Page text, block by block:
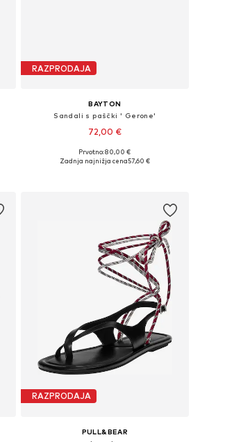
RAZPRODAJA
BAYTON
Sandali s paščki ' Gerone'
72,00 €
+ 1
Na voljo v različnih velikostih
Prvotno: 80,00 €
Zadnja najnižja cena57,60 €
RAZPRODAJA
PULL&BEAR